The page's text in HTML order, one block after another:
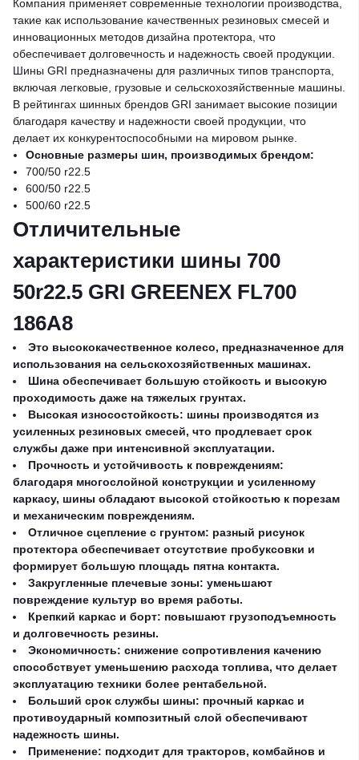
Компания применяет современные технологии производства,
такие как использование качественных резиновых смесей и
инновационных методов дизайна протектора, что
обеспечивает долговечность и надежность своей продукции.
Шины GRI предназначены для различных типов транспорта,
включая легковые, грузовые и сельскохозяйственные машины.
В рейтингах шинных брендов GRI занимает высокие позиции
благодаря качеству и надежности своей продукции, что
делает их конкурентоспособными на мировом рынке.
Основные размеры шин, производимых брендом:
700/50 r22.5
600/50 r22.5
500/60 r22.5
Отличительные
характеристики шины 700
50r22.5 GRI GREENEX FL700
186A8
Это высококачественное колесо, предназначенное для
использования на сельскохозяйственных машинах.
Шина обеспечивает большую стойкость и высокую
проходимость даже на тяжелых грунтах.
Высокая износостойкость: шины производятся из
усиленных резиновых смесей, что продлевает срок
службы даже при интенсивной эксплуатации.
Прочность и устойчивость к повреждениям:
благодаря многослойной конструкции и усиленному
каркасу, шины обладают высокой стойкостью к порезам
и механическим повреждениям.
Отличное сцепление с грунтом: разный рисунок
протектора обеспечивает отсутствие пробуксовки и
формирует большую площадь пятна контакта.
Закругленные плечевые зоны: уменьшают
повреждение культур во время работы.
Крепкий каркас и борт: повышают грузоподъемность
и долговечность резины.
Экономичность: снижение сопротивления качению
способствует уменьшению расхода топлива, что делает
эксплуатацию техники более рентабельной.
Больший срок службы шины: прочный каркас и
противоударный композитный слой обеспечивают
надежность шины.
Применение: подходит для тракторов, комбайнов и